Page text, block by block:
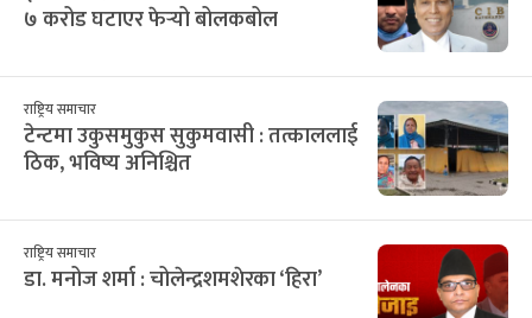
७ करोड घटाएर फेर्‍यो बोलकबोल
राष्ट्रिय समाचार
टेन्टमा उकुसमुकुस सुकुमवासी : तत्काललाई
ठिक, भविष्य अनिश्चित
राष्ट्रिय समाचार
डा. मनोज शर्मा : चोलेन्द्रशमशेरका ‘हिरा’